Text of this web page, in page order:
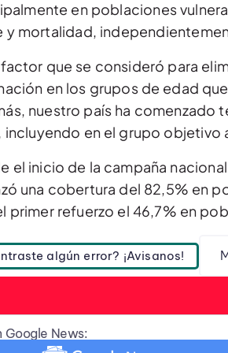
en poblaciones
y mortalidad,
que se consideró para
en los grupos de edad
nuestro país ha comenzado
incluyendo en el grupo objetivo
el inicio de la campaña
una cobertura del 82,5% en
primer refuerzo el 46,7% en
algún error? ¡Avisanos!
Google News: